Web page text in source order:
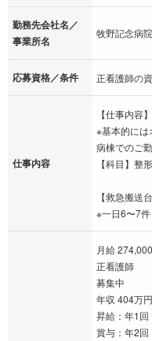
勤務先会社名／
事業所名
牧野記念病院
応募資格／条件 正看護師の
仕事内容
【仕事内容
※基本的には
病棟でのご
【科目】整
【救急搬送
※一日6〜7件
月給
正看護師
募集中
年収 404万
昇給：年1回
賞与：年2回